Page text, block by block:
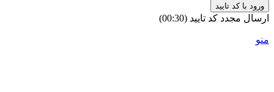
ورود با کد تایید
ارسال مجدد کد تایید (00:
30
)
منو